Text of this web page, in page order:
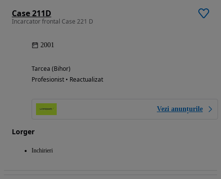
Case 211D
Incarcator frontal Case 221 D
2001
Tarcea (Bihor)
Profesionist • Reactualizat
Vezi anunțurile
Lorger
Inchirieri